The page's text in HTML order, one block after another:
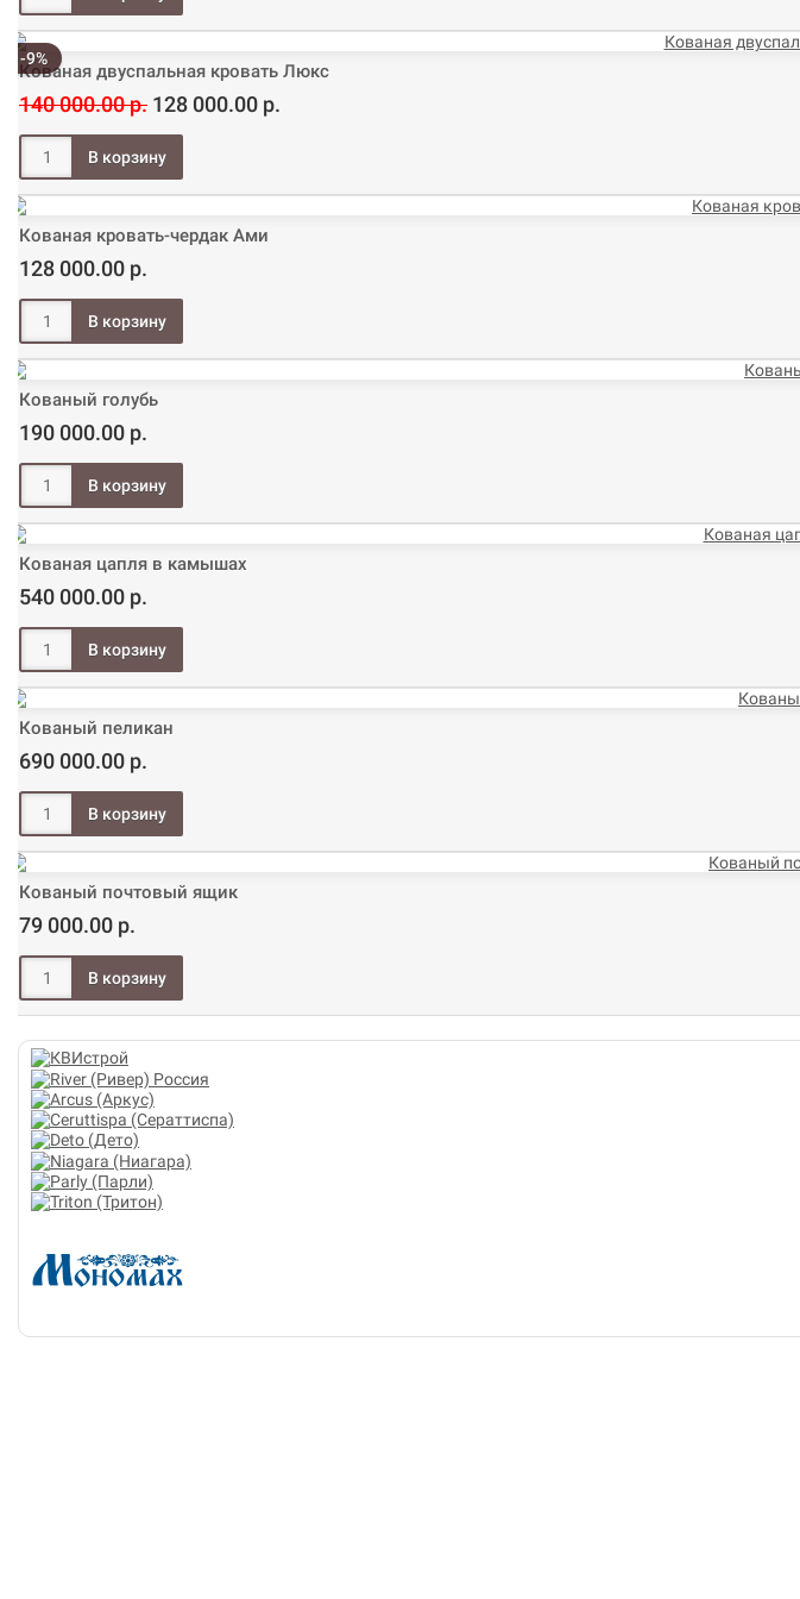
-9%
Кованая двуспальная кровать Люкс
140 000.00 р. 128 000.00 р.
Кованая кровать-чердак Ами
128 000.00 р.
Кованый голубь
190 000.00 р.
Кованая цапля в камышах
540 000.00 р.
Кованый пеликан
690 000.00 р.
Кованый почтовый ящик
79 000.00 р.